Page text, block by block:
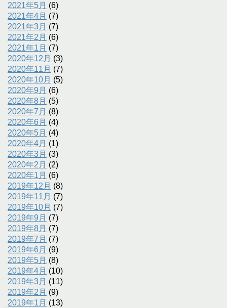
2021年5月 (6)
2021年4月 (7)
2021年3月 (7)
2021年2月 (6)
2021年1月 (7)
2020年12月 (3)
2020年11月 (7)
2020年10月 (5)
2020年9月 (6)
2020年8月 (5)
2020年7月 (8)
2020年6月 (4)
2020年5月 (4)
2020年4月 (1)
2020年3月 (3)
2020年2月 (2)
2020年1月 (6)
2019年12月 (8)
2019年11月 (7)
2019年10月 (7)
2019年9月 (7)
2019年8月 (7)
2019年7月 (7)
2019年6月 (9)
2019年5月 (8)
2019年4月 (10)
2019年3月 (11)
2019年2月 (9)
2019年1月 (13)